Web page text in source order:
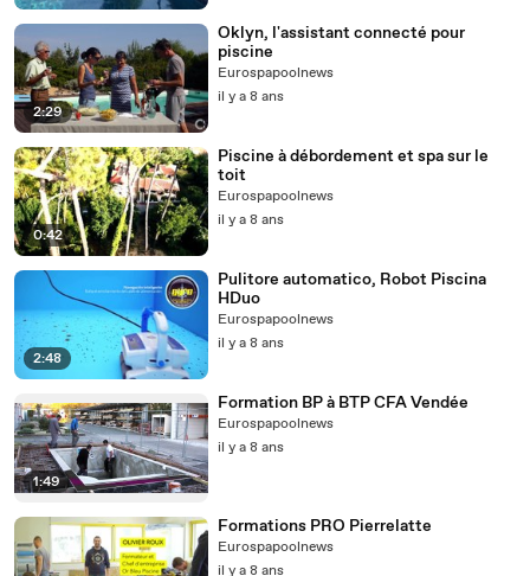
2:29
Oklyn, l'assistant connecté pour
piscine
Eurospapoolnews
il y a 8 ans
0:42
Piscine à débordement et spa sur le
toit
Eurospapoolnews
il y a 8 ans
2:48
Pulitore automatico, Robot Piscina
HDuo
Eurospapoolnews
il y a 8 ans
1:49
Formation BP à BTP CFA Vendée
Eurospapoolnews
il y a 8 ans
Formations PRO Pierrelatte
Eurospapoolnews
il y a 8 ans